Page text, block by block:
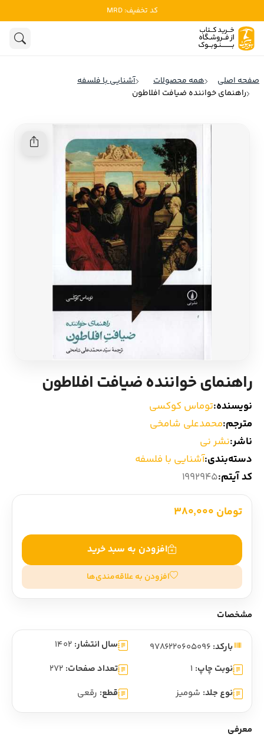
کد تخفیف: MRD
ادبیات
روانشناسی
تاریخ و سیاست
ادبیات آمریکا
ادبیات ایتالیا
ادبیات روسیه
ادبیات آمریکای لاتین
ادبیات آلمان
ادبیات ترکیه
ادبیات آسیا
سایر کشورهای اروپا
داستان کوتاه
شعر و متون کهن
ادبیات
صفحه اصلی همه محصولات
آشنایی با فلسفه
راهنمای خواننده ضیافت افلاطون
راهنمای خواننده ضیافت افلاطون
نویسنده:توماس کوکسی
مترجم:محمدعلی شامخی
ناشر:نشر نی
دسته‌بندی:آشنایی با فلسفه
کد آیتم:1992945
تومان 380,000
افزودن به سبد خرید
افزودن به علاقه‌مندی‌ها
مشخصات
بارکد: سال انتشار: 1402
نوبت چاپ: 1 تعداد صفحات: 272
نوع جلد: شومیز قطع: رقعی
معرفی